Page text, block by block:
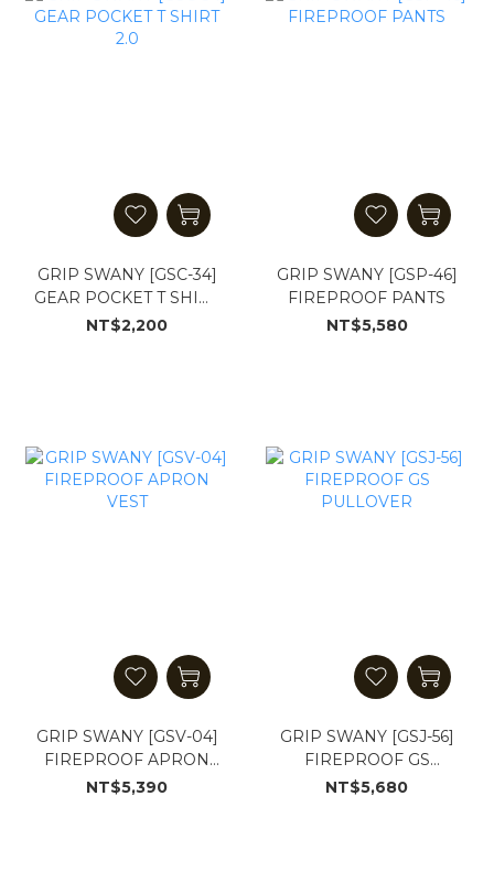
GRIP SWANY [GSC-34]
GEAR POCKET T SHIRT
2.0
NT$2,200
GRIP SWANY [GSP-46]
FIREPROOF PANTS
NT$5,580
GRIP SWANY [GSV-04]
FIREPROOF APRON
VEST
NT$5,390
GRIP SWANY [GSJ-56]
FIREPROOF GS
PULLOVER
NT$5,680